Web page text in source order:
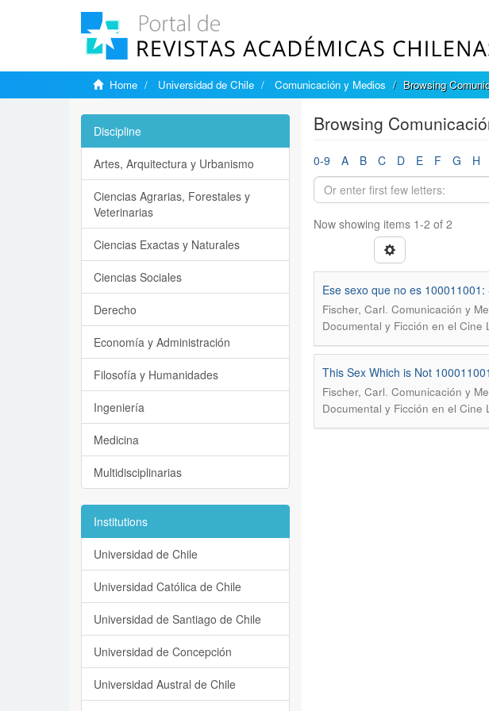
Home Universidad de Chile Comunicación y Medios Browsing
Browsing
0-9 A B C D E F G H
Now showing items 1-2 of 2
Ese sexo que no es
Fischer, Carl. Comunicación y
Documental y Ficción en el
This Sex Which is Not
Fischer, Carl. Comunicación y
Documental y Ficción en el
Discipline
Artes, Arquitectura y Urbanismo
Ciencias Agrarias, Forestales y
Veterinarias
Ciencias Exactas y Naturales
Ciencias Sociales
Derecho
Economía y Administración
Filosofía y Humanidades
Ingeniería
Medicina
Multidisciplinarias
Institutions
Universidad de Chile
Universidad Católica de Chile
Universidad de Santiago de Chile
Universidad de Concepción
Universidad Austral de Chile